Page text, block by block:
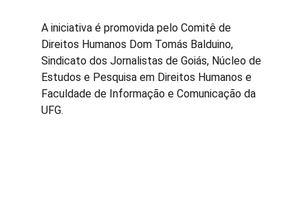
A iniciativa é promovida pelo Comitê de
Direitos Humanos Dom Tomás Balduino,
Sindicato dos Jornalistas de Goiás, Núcleo de
Estudos e Pesquisa em Direitos Humanos e
Faculdade de Informação e Comunicação da
UFG.